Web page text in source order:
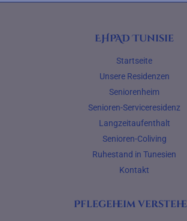
EHPAD Tunisie
Startseite
Unsere Residenzen
Seniorenheim
Senioren-Serviceresidenz
Langzeitaufenthalt
Senioren-Coliving
Ruhestand in Tunesien
Kontakt
Pflegeheim